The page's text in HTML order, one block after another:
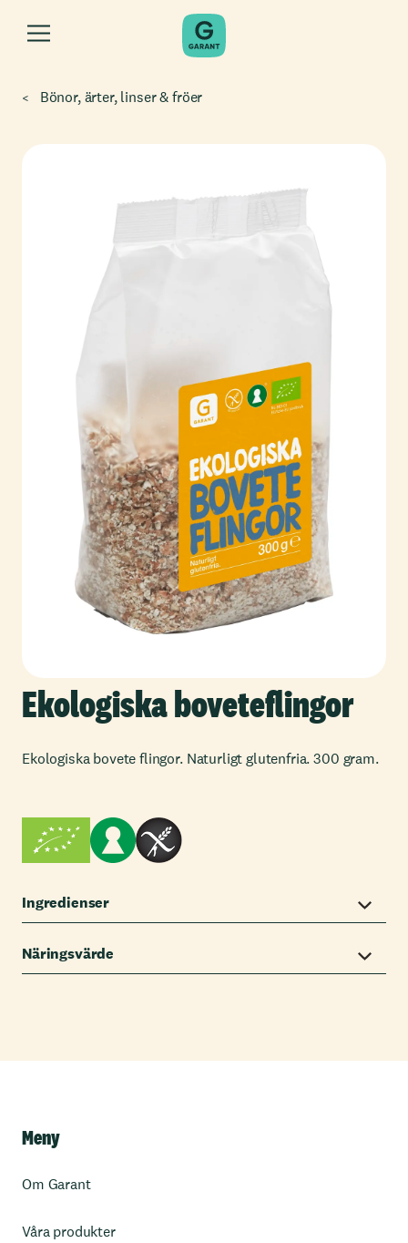
Bönor, ärter, linser & fröer
Ekologiska boveteflingor
Ekologiska bovete flingor. Naturligt glutenfria. 300 gram.
Ingredienser
Näringsvärde
Meny
Om Garant
Våra produkter